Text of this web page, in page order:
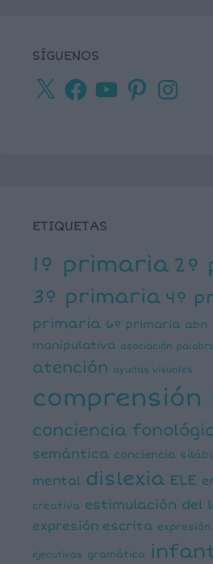
SÍGUENOS
X
Facebook
YouTubePinterest
ETIQUETAS
1º primaria 2º
3º primaria 4º
primaria 6º primaria abn
manipulativa asociación
atención ayudas visuales
conciencia
semántica conciencia
mental dislexia ELE
creativa estimulación del
expresión escrita
ejecutivas gramática